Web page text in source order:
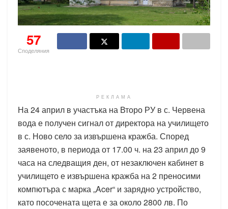
57
Споделяния
РЕКЛАМА
На 24 април в участъка на Второ РУ в с. Червена
вода е получен сигнал от директора на училището
в с. Ново село за извършена кражба. Според
заявеното, в периода от 17.00 ч. на 23 април до 9
часа на следващия ден, от незаключен кабинет в
училището е извършена кражба на 2 преносими
компютъра с марка „Acer“ и зарядно устройство,
като посочената щета е за около 2800 лв. По